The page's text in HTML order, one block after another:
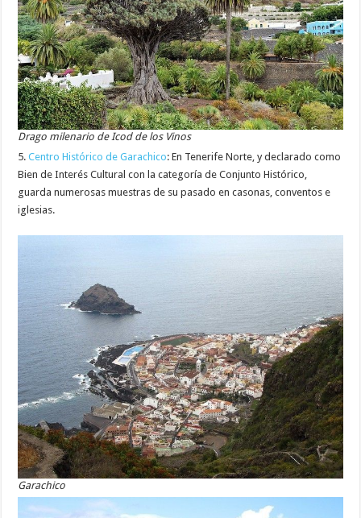
Drago milenario de Icod de los Vinos
5.Centro Histórico de Garachico: En Tenerife Norte, y declarado como
Bien de Interés Cultural con la categoría de Conjunto Histórico,
guarda numerosas muestras de su pasado en casonas, conventos e
iglesias.
Garachico